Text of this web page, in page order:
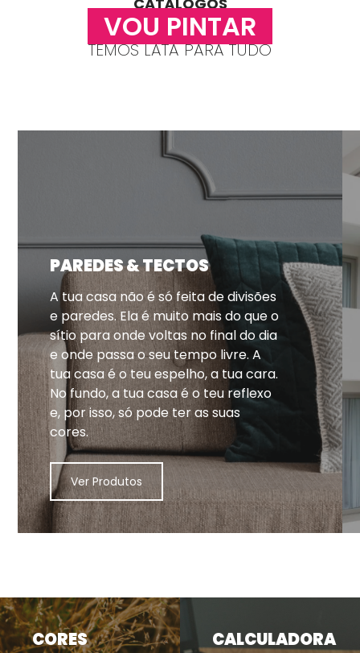
VOU PINTAR
TEMOS LATA PARA TUDO
PAREDES & TECTOS
A tua casa não é só feita de divisões
e paredes. Ela é muito mais do que o
sítio para onde voltas no final do dia
e onde passa o seu tempo livre. A
tua casa é o teu espelho, a tua cara.
No fundo, a tua casa é o teu reflexo
e, por isso, só pode ter as suas
cores.
Ver Produtos
CORES CALCULADORA